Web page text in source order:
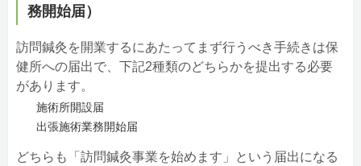
務開始届）
訪問鍼灸を開業するにあたってまず行うべき手続きは保
健所への届出で、下記2種類のどちらかを提出する必要
があります。
施術所開設届
出張施術業務開始届
どちらも「訪問鍼灸事業を始めます」という届出になる